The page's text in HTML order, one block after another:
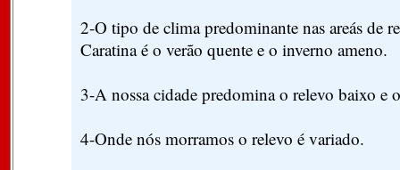
2-O tipo de clima predominante nas areás de
Caratina é o verão quente e o inverno ameno.
3-A nossa cidade predomina o relevo baixo e
4-Onde nós morramos o relevo é variado.